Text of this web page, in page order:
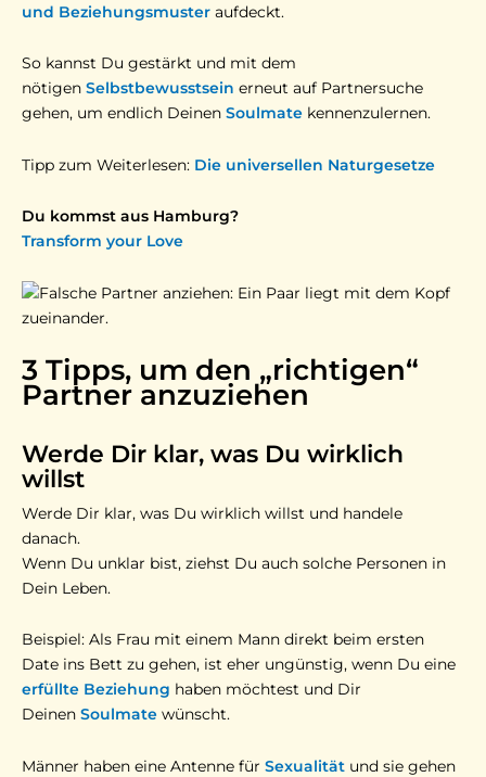
und Beziehungsmuster aufdeckt.
So kannst Du gestärkt und mit dem
nötigen Selbstbewusstsein erneut auf Partnersuche
gehen, um endlich Deinen Soulmate kennenzulernen.
Tipp zum Weiterlesen: Die universellen Naturgesetze
Du kommst aus Hamburg?
Transform your Love
3 Tipps, um den „richtigen“
Partner anzuziehen
Werde Dir klar, was Du wirklich
willst
Werde Dir klar, was Du wirklich willst und handele
danach.
Wenn Du unklar bist, ziehst Du auch solche Personen in
Dein Leben.
Beispiel: Als Frau mit einem Mann direkt beim ersten
Date ins Bett zu gehen, ist eher ungünstig, wenn Du eine
erfüllte Beziehung haben möchtest und Dir
Deinen Soulmate wünscht.
Männer haben eine Antenne für Sexualität und sie gehen